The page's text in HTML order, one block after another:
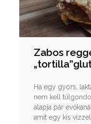
Zabos
Ha egy gyors,
nem kell
alapja pár
amit egy kis vízzel